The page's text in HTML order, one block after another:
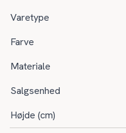
Varetype
Farve
Materiale
Salgsenhed
Højde (cm)